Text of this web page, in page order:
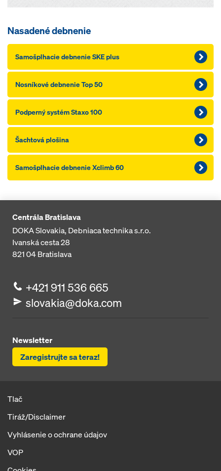
Nasadené debnenie
Samošplhacie debnenie SKE plus
Nosníkové debnenie Top 50
Podperný systém Staxo 100
Šachtová plošina
Samošplhacie debnenie Xclimb 60
Centrála Bratislava
DOKA Slovakia, Debniaca technika s.r.o.
Ivanská cesta 28
821 04Bratislava
+421 911 536 665
slovakia@doka.com
Newsletter
Zaregistrujte sa teraz!
Tlač
Tiráž/Disclaimer
Vyhlásenie o ochrane údajov
VOP